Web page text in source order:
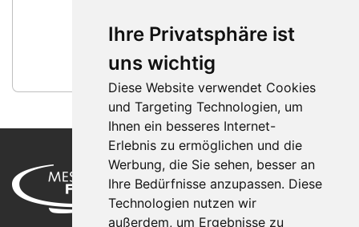
Ihre Privatsphäre ist
uns wichtig
Diese Website verwendet Cookies
und Targeting Technologien, um
Ihnen ein besseres Internet-
Erlebnis zu ermöglichen und die
Werbung, die Sie sehen, besser an
Ihre Bedürfnisse anzupassen. Diese
Technologien nutzen wir
außerdem, um Ergebnisse zu
Robin Weber
Vertriebsaußendienst
Nachricht schreiben